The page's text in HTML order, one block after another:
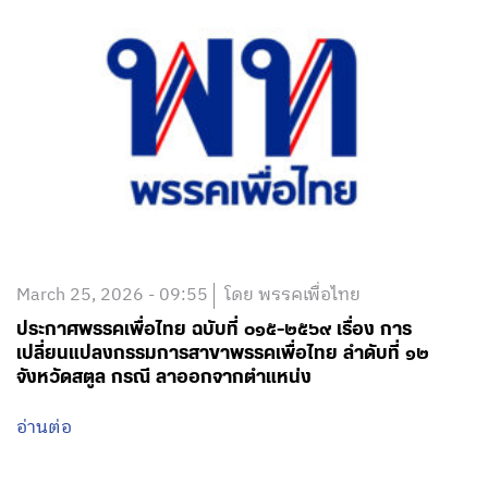
March 25, 2026 - 09:55 โดย พรรคเพื่อไทย
ประกาศพรรคเพื่อไทย ฉบับที่ ๐๑๕-๒๕๖๙ เรื่อง การ
เปลี่ยนแปลงกรรมการสาขาพรรคเพื่อไทย ลำดับที่ ๑๒
จังหวัดสตูล กรณี ลาออกจากตำแหน่ง
อ่านต่อ